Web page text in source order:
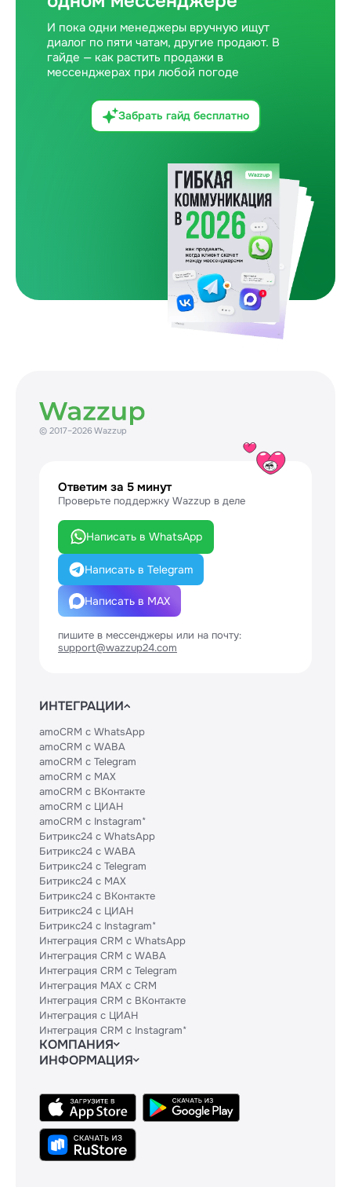
Один покупатель и пять препятствий
Как бизнес сам усложняет путь до покупки
И пока одни менеджеры вручную ищут
диалог по пяти чатам, другие продают. В
гайде — как растить продажи в
мессенджерах при любой погоде
Забрать гайд бесплатно
© 2017–2026 Wazzup
Ответим за 5 минут
Проверьте поддержку Wazzup в деле
Написать в WhatsApp
Написать в Telegram
Написать в MAX
пишите в мессенджеры или на почту:
support@wazzup24.com
ИНТЕГРАЦИИ
amoCRM с WhatsApp
amoCRM с WABA
amoCRM с Telegram
amoCRM с MAX
amoCRM с ВКонтакте
amoCRM с ЦИАН
amoCRM с Instagram*
Битрикс24 с WhatsApp
Битрикс24 с WABA
Битрикс24 с Telegram
Битрикс24 с MAX
Битрикс24 с ВКонтакте
Битрикс24 с ЦИАН
Битрикс24 с Instagram*
Интеграция CRM с WhatsApp
Интеграция CRM с WABA
Интеграция CRM с Telegram
Интеграция MAX с CRM
Интеграция CRM с ВКонтакте
Интеграция с ЦИАН
Интеграция CRM с Instagram*
КОМПАНИЯ
Блог
Контакты
Политики и соглашения
Сведения об ИТ-деятельности
ИНФОРМАЦИЯ
Техническим партнерам
Тарифы
API
База знаний